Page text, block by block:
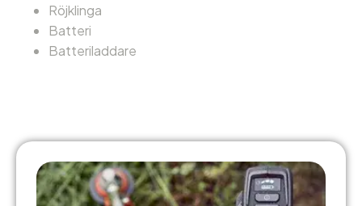
Röjklinga
Batteri
Batteriladdare